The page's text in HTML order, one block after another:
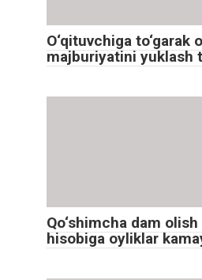
O‘qituvchiga to‘garak
majburiyatini yuklash
Qo‘shimcha dam
hisobiga oyliklar